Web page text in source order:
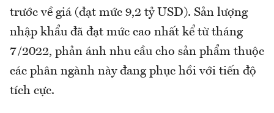
trước về giá (đạt mức 9,2 tỷ USD). Sản lượng
nhập khẩu đã đạt mức cao nhất kể từ tháng
7/2022, phản ánh nhu cầu cho sản phẩm thuộc
các phân ngành này đang phục hồi với tiến độ
tích cực.